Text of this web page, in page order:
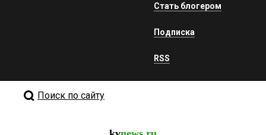
Стать блогером
Подписка
RSS
Поиск по сайту